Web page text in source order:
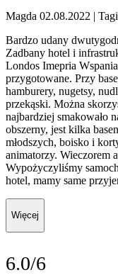
Magda 02.08.2022 |
Bardzo udany
Zadbany hotel i
Londos Imepria
przygotowane. Przy
hamburery, nugetsy,
przekąski. Można
najbardziej smakowało
obszerny, jest kilka
młodszych, boisko i
animatorzy. Wieczorem
Wypożyczyliśmy
hotel, mamy same
Więcej
6.0/6